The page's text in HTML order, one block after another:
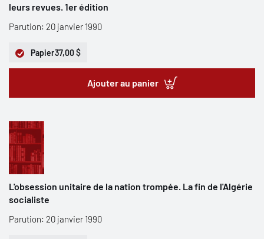
leurs revues. 1er édition
Parution: 20 janvier 1990
Papier37,00 $
Ajouter au panier
L'obsession unitaire de la nation trompée. La fin de l'Algérie
socialiste
Parution: 20 janvier 1990